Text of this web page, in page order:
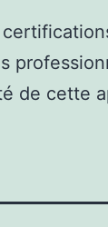
de cette